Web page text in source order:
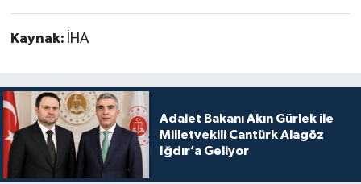
Kaynak: İHA
Adalet Bakanı Akın Gürlek ile
Milletvekili Cantürk Alagöz
Iğdır’a Geliyor